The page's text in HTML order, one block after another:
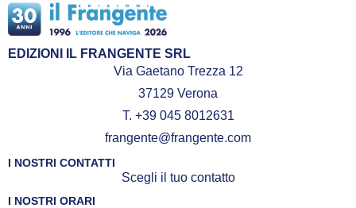
EDIZIONI IL FRANGENTE SRL
Via Gaetano Trezza 12
37129 Verona
T. +39 045 8012631
frangente@frangente.com
I NOSTRI CONTATTI
Scegli il tuo contatto
I NOSTRI ORARI